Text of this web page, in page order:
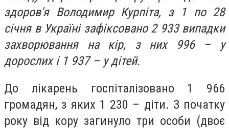
здоров'я Володимир Курпіта, з 1 по 28
січня в Україні зафіксовано 2 933 випадки
захворювання на кір, з них 996 – у
дорослих і 1 937 – у дітей.
До лікарень госпіталізовано 1 966
громадян, з яких 1 230 – діти. З початку
року від кору загинуло три особи (двоє